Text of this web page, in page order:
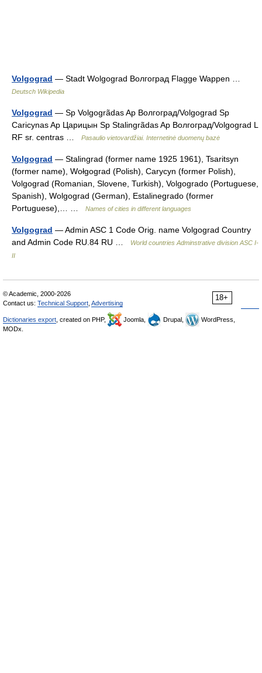
Volgograd — Stadt Wolgograd Волгоград Flagge Wappen …
Deutsch Wikipedia
Volgograd — Sp Volgogrãdas Ap Волгоград/Volgograd Sp
Caricynas Ap Царицын Sp Stalingrãdas Ap Волгоград/Volgograd L
RF sr. centras …
Pasaulio vietovardžiai. Internetinė duomenų bazė
Volgograd — Stalingrad (former name 1925 1961), Tsaritsyn
(former name), Wołgograd (Polish), Carycyn (former Polish),
Volgograd (Romanian, Slovene, Turkish), Volgogrado (Portuguese,
Spanish), Wolgograd (German), Estalinegrado (former
Portuguese),… …
Names of cities in different languages
Volgograd — Admin ASC 1 Code Orig. name Volgograd Country
and Admin Code RU.84 RU …
World countries Adminstrative division ASC I-
II
18+
© Academic, 2000-2026
Contact us: Technical Support Advertising
Dictionaries export , created on PHP, Joomla, Drupal,
WordPress,
MODx.